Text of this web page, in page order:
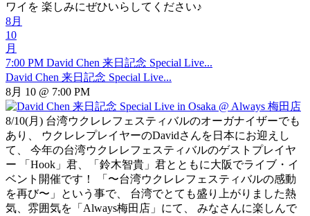
ワイを 楽しみにぜひいらしてください♪
8月
10
月
7:00 PM David Chen 来日記念 Special Live...
David Chen 来日記念 Special Live...
8月 10 @ 7:00 PM
8/10(月) 台湾ウクレレフェスティバルのオーガナイザーでも
あり、 ウクレレプレイヤーのDavidさんを日本にお迎えし
て、 今年の台湾ウクレレフェスティバルのゲストプレイヤ
ー 「Hook」君、「鈴木智貴」君とともに大阪でライブ・イ
ベント開催です！ 「〜台湾ウクレレフェスティバルの感動
を再び〜」という事で、 台湾でとても盛り上がりました熱
気、雰囲気を「Always梅田店」にて、 みなさんに楽しんで